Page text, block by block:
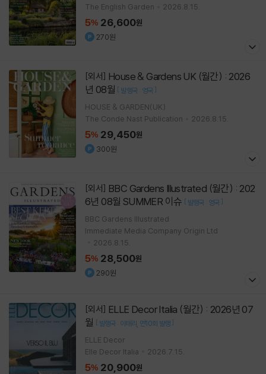
The English Garden
2026.8.15.
5% 26,600원
270원
[외서]
년 08월 [ 발행국 : 영국 ]
HOUSE & GARDEN(UK)
The Conde Nast Publication
2026.8.15.
5% 29,450원
300원
[외서]
6년 08월 SUMMER 이슈 [ 발행국 : 영국 ]
BBC Gardens Illustrated
Immediate Media Company Origin Ltd
2026.8.15.
5% 28,500원
290원
[외서]
월 [ 발행국 : 이태리 연10회 발행 ]
ELLE Decor
Elle Decor Italia
2026.7.15.
5% 20,900원